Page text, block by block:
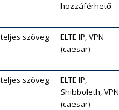
hozzáférhető
teljes szöveg
ELTE IP, VPN
(caesar)
teljes szöveg
ELTE IP,
Shibboleth, VPN
(caesar)